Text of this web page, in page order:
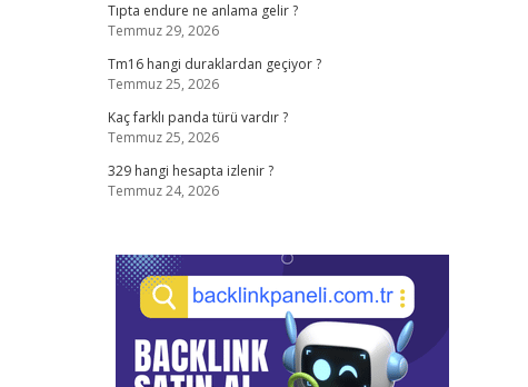
Tıpta endure ne anlama gelir ?
Temmuz 29, 2026
Tm16 hangi duraklardan geçiyor ?
Temmuz 25, 2026
Kaç farklı panda türü vardır ?
Temmuz 25, 2026
329 hangi hesapta izlenir ?
Temmuz 24, 2026